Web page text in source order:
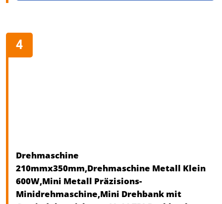
Drehmaschine
210mmx350mm,Drehmaschine Metall Klein
600W,Mini Metall Präzisions-
Minidrehmaschine,Mini Drehbank mit